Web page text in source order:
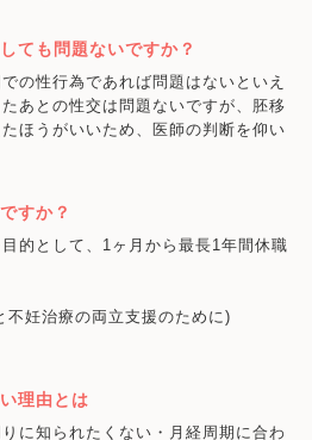
ても問題ないですか？
の性行為であれば問題はないといえ
あとの性交は問題ないですが、胚移
ほうがいいため、医師の判断を仰い
すか？
的として、1ヶ月から最長1年間休職
不妊治療の両立支援のために)
理由とは
に知られたくない・月経周期に合わ